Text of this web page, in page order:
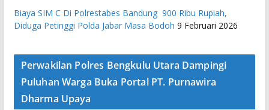
Biaya SIM C Di Polrestabes Bandung 900 Ribu Rupiah,
Diduga Petinggi Polda Jabar Masa Bodoh 9 Februari 2026
Perwakilan Polres Bengkulu Utara Dampingi
Puluhan Warga Buka Portal PT. Purnawira
Dharma Upaya